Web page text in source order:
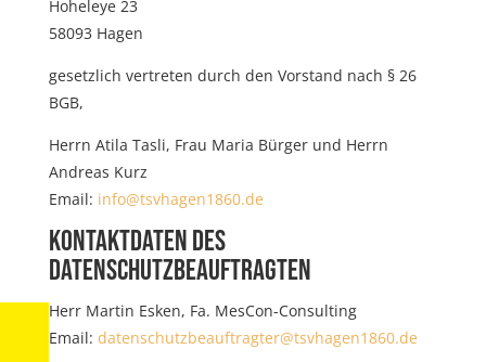
Hoheleye 23
58093 Hagen
gesetzlich vertreten durch den Vorstand nach § 26
BGB,
Herrn Atila Tasli, Frau Maria Bürger und Herrn
Andreas Kurz
Email: info@tsvhagen1860.de
Kontaktdaten des
Datenschutzbeauftragten
Herr Martin Esken, Fa. MesCon-Consulting
Email: datenschutzbeauftragter@tsvhagen1860.de